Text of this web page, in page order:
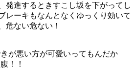
発進するときすこし坂を下がってし
レーキもなんとなくゆっくり効いて
危ない危ない！
が悪い方が可愛いってもんだか
！！